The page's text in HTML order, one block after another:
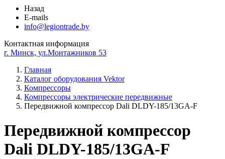
Назад
E-mails
info@legiontrade.by
Контактная информация
г. Минск, ул.Монтажников 53
Главная
Каталог оборудования Vektor
Компрессоры
Компрессоры электрические передвижные
Передвижной компрессор Dali DLDY-185/13GA-F
Передвижной компрессор
Dali DLDY-185/13GA-F